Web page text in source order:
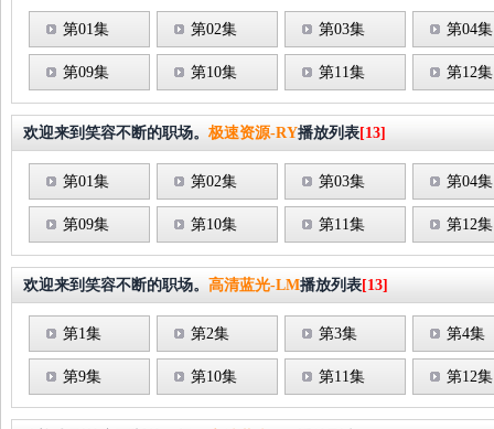
第01集 第02集 第03集 第04集
第09集 第10集 第11集 第12集
欢迎来到笑容不断的职场。极速资源-RY播放列表[13]
第01集 第02集 第03集 第04集
第09集 第10集 第11集 第12集
欢迎来到笑容不断的职场。 高清蓝光-LM播放列表[13]
第1集 第2集 第3集 第4集
第9集 第10集 第11集 第12集